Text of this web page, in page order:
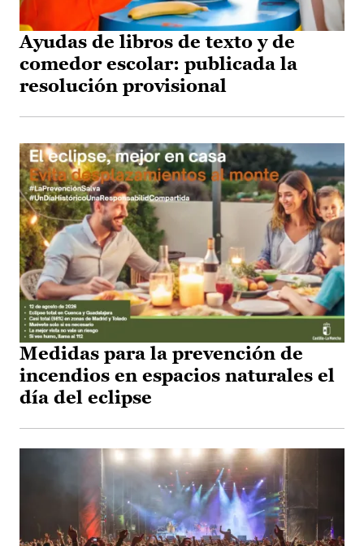
Ayudas de libros de texto y de
comedor escolar: publicada la
resolución provisional
Medidas para la prevención de
incendios en espacios naturales el
día del eclipse